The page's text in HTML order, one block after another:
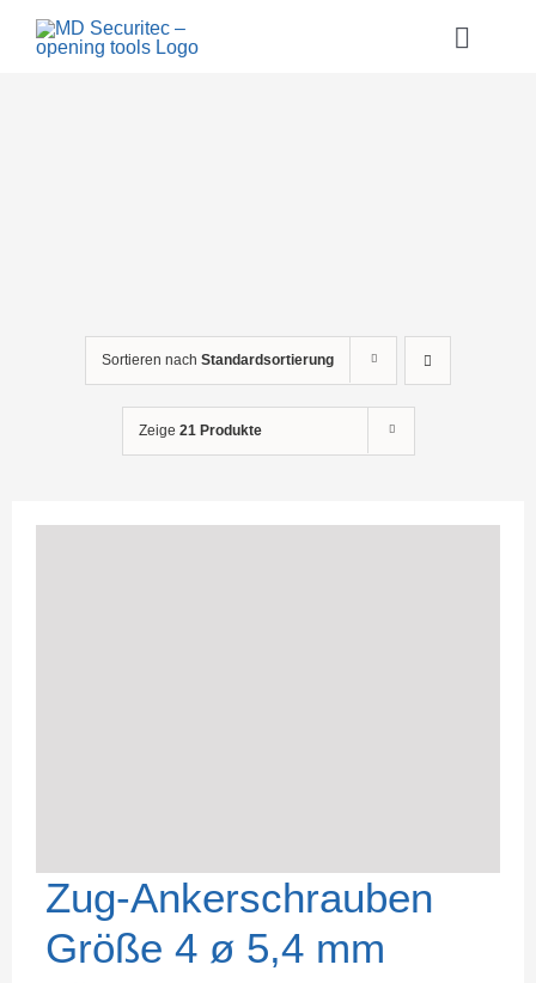
Inhalt
Toggle
Kontakt
Anmelden
Sortieren nach Standardsortierung
Zeige 21 Produkte
Zug-Ankerschrauben
Größe 4 ø 5,4 mm